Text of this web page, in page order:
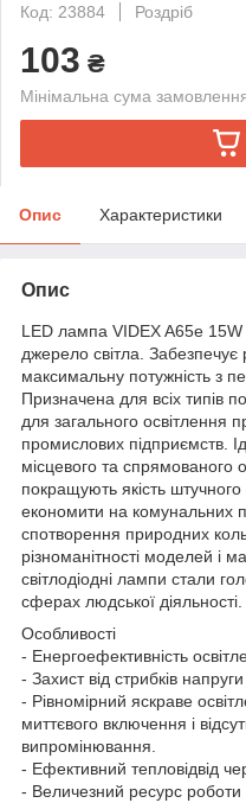
Код: 23884
Роздріб
103 ₴
Мінімальна сума
Опис Характеристики
Опис
LED лампа VIDEX A65e 15W
джерело світла. Забезпечує
максимальну потужність з
Призначена для всіх типів
для загального освітлення
промислових підприємств.
місцевого та спрямованого
покращують якість
економити на комунальних
спотворення природних
різноманітності моделей і
світлодіодні лампи стали
сферах людської діяльності.
Особливості
- Енергоефективність
- Захист від стрибків
- Рівномірний яскраве
миттєвого включення і
випромінювання.
- Ефективний тепловідвід
- Величезний ресурс